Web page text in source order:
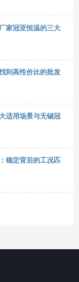
家冠亚恒温的三大
到高性价比的批发
适用场景与无锡冠
稳定背后的工况匹